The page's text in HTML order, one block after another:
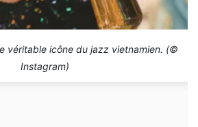
véritable icône du jazz vietnamien. (©
Instagram)